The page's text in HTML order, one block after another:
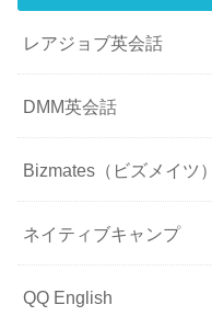
レアジョブ英会話
DMM英会話
Bizmates（ビズメイツ）
ネイティブキャンプ
QQ English